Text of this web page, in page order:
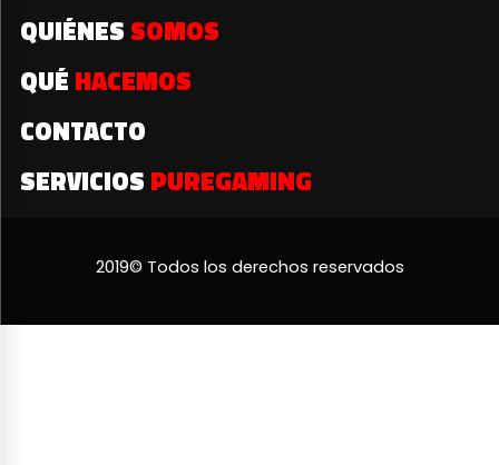
QUIÉNES SOMOS
QUÉ HACEMOS
CONTACTO
SERVICIOS PUREGAMING
2019© Todos los derechos reservados